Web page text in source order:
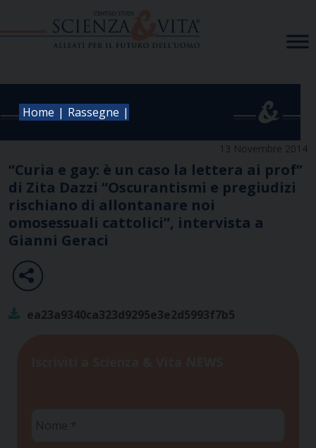
Home | Rassegne |
13 Novembre 2014
“Curia e gay: è un caso la lettera ai prof”
di Zita Dazzi “Oscurantismi e pregiudizi
rischiano di allontanare noi
omosessuali cattolici”, intervista a
Gianni Geraci
ea23a9340ca323d9295e3e2d5993f7b5